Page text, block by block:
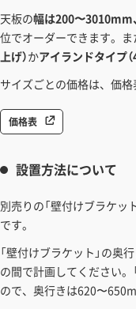
天板の幅は200〜
位でオーダーできます。
上げ）かアイランドタイプ
サイズごとの価格は、価格
価格表
設置方法について
別売りの「壁付けブラケッ
です。
「壁付けブラケット」の
の間で計画してください
ので、奥行きは620〜